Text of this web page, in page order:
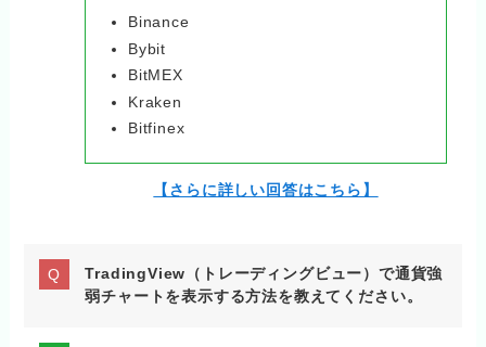
Binance
Bybit
BitMEX
Kraken
Bitfinex
【さらに詳しい回答はこちら】
TradingView（トレーディングビュー）で通貨強
弱チャートを表示する方法を教えてください。